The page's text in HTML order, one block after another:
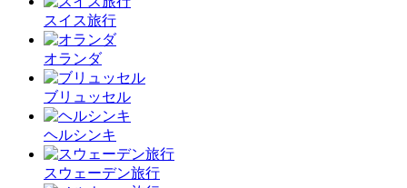
スイス旅行
オランダ
ブリュッセル
ヘルシンキ
スウェーデン旅行